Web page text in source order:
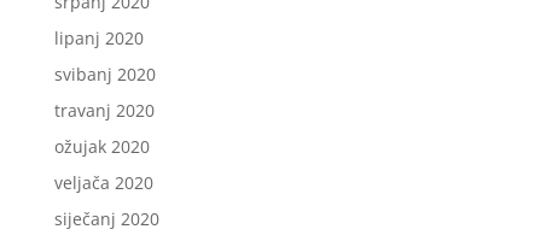
lipanj 2020
svibanj 2020
travanj 2020
ožujak 2020
veljača 2020
siječanj 2020